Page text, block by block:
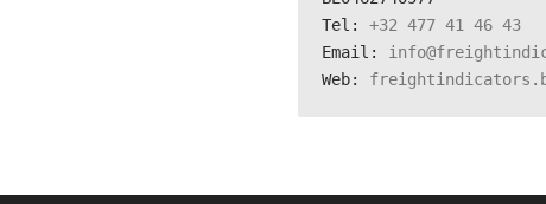
Tel: +32 477 41 46 43
Email:
Web: